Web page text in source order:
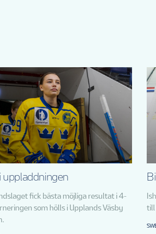
uppladdningen
fick bästa möjliga resultat i 4-
som hölls i Upplands Väsby
till